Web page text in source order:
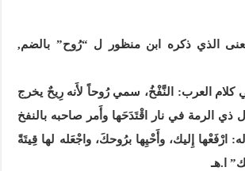
الذي ذكره ابن منظور ل “رُوح” بالضم,
كلام العرب: النَّفْخُ، سمي رُوحاً لأَنه رِيحٌ يخرج
ذي الرمة في نار اقْتَدَحَها وأَمر صاحبه بالنفخ
ارْفَعْها إِليك، وأَحْيِها برُوحكَ، واجْعَله لها قِيتَةً
ا.هـ